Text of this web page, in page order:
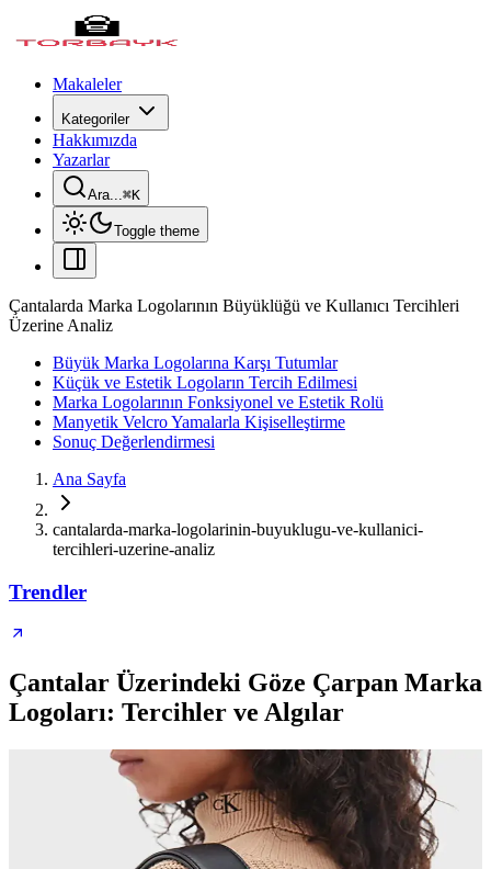
Makaleler
Kategoriler
Hakkımızda
Yazarlar
Ara...⌘K
Toggle theme
Çantalarda Marka Logolarının Büyüklüğü ve Kullanıcı Tercihleri
Üzerine Analiz
Büyük Marka Logolarına Karşı Tutumlar
Küçük ve Estetik Logoların Tercih Edilmesi
Marka Logolarının Fonksiyonel ve Estetik Rolü
Manyetik Velcro Yamalarla Kişiselleştirme
Sonuç Değerlendirmesi
Ana Sayfa
cantalarda-marka-logolarinin-buyuklugu-ve-kullanici-
tercihleri-uzerine-analiz
Trendler
Çantalar Üzerindeki Göze Çarpan Marka
Logoları: Tercihler ve Algılar